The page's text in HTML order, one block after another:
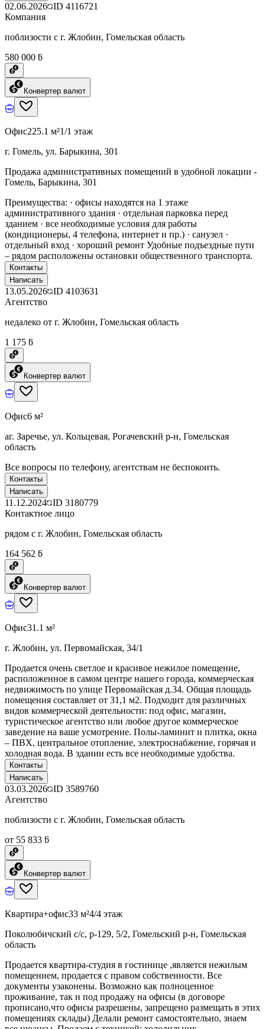
02.06.2026 ID 4116721
Компания
поблизости с г. Жлобин, Гомельская область
580 000 ƃ
Конвертер валют
Офис225.1 м²1/1 этаж
г. Гомель, ул. Барыкина, 301
Продажа административных помещений в удобной локации -
Гомель, Барыкина, 301
Преимущества: · офисы находятся на 1 этаже
административного здания · отдельная парковка перед
зданием · все необходимые условия для работы
(кондиционеры, 4 телефона, интернет и пр.) · санузел ·
отдельный вход · хороший ремонт Удобные подъездные пути
– рядом расположены остановки общественного транспорта.
Контакты
Написать
13.05.2026 ID 4103631
Агентство
недалеко от г. Жлобин, Гомельская область
1 175 ƃ
Конвертер валют
Офис6 м²
аг. Заречье, ул. Кольцевая, Рогачевский р-н, Гомельская
область
Все вопросы по телефону, агентствам не беспокоить.
Контакты
Написать
11.12.2024 ID 3180779
Контактное лицо
рядом с г. Жлобин, Гомельская область
164 562 ƃ
Конвертер валют
Офис31.1 м²
г. Жлобин, ул. Первомайская, 34/1
Продается очень светлое и красивое нежилое помещение,
расположенное в самом центре нашего города, коммерческая
недвижимость по улице Первомайская д.34. Общая площадь
помещения составляет от 31,1 м2. Подходит для различных
видов коммерческой деятельности: под офис, магазин,
туристическое агентство или любое другое коммерческое
заведение на ваше усмотрение. Полы-ламинит и плитка, окна
– ПВХ, центральное отопление, электроснабжение, горячая и
холодная вода. В здании есть все необходимые удобства.
Контакты
Написать
03.03.2026 ID 3589760
Агентство
поблизости с г. Жлобин, Гомельская область
от 55 833 ƃ
Конвертер валют
Квартира+офис33 м²4/4 этаж
Поколюбичский с/с, р-129, 5/2, Гомельский р-н, Гомельская
область
Продается квартира-студия в гостинице ,является нежилым
помещением, продается с правом собственности. Все
документы узаконены. Возможно как полноценное
проживание, так и под продажу на офисы (в договоре
прописано,что офисы разрешены, запрещено размещать в этих
помещениях склады) Делали ремонт самостоятельно, знаем